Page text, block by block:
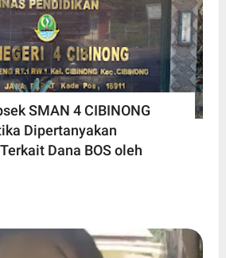
SMAN 4 CIBINONG
Dipertanyakan
Dana BOS oleh